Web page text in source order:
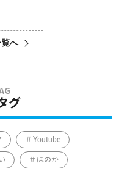
へ
グ
Youtube
ほのか